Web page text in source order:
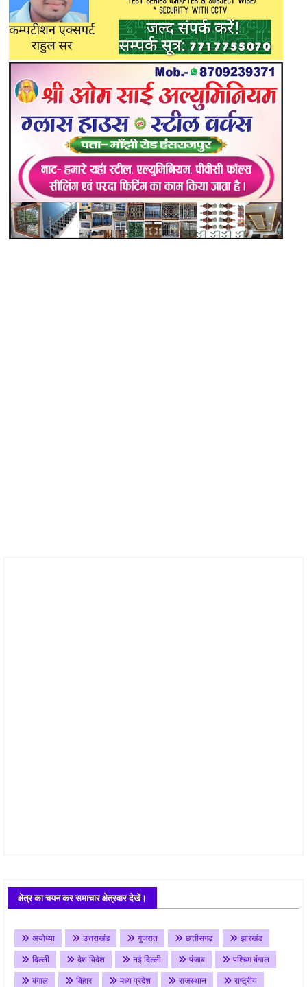
क्षेत्र का चयन कर समाचार क्षेत्रवार देखें।
अयोध्या उत्तराखंड गुजरात छत्तीसगढ़
झारखंड
दिल्ली
देश विदेश नई दिल्ली पंजाब
पश्चिम बंगाल
बंगाल
बिहार मध्य प्रदेश राजस्थान
राष्ट्रीय